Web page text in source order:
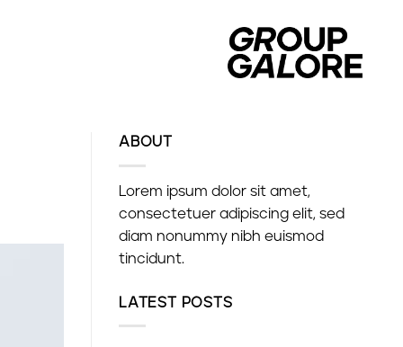
ABOUT
Lorem ipsum dolor sit amet,
consectetuer adipiscing elit, sed
diam nonummy nibh euismod
tincidunt.
LATEST POSTS